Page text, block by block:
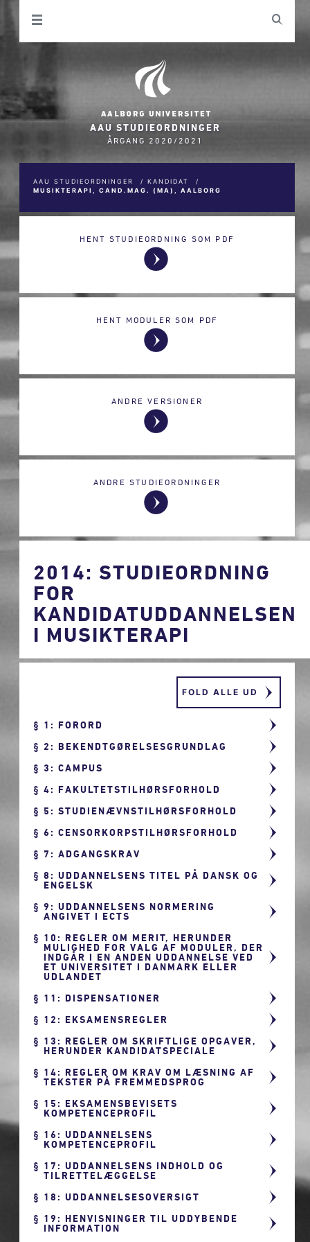
AAU STUDIEORDNINGER
ÅRGANG 2020/2021
AAU STUDIEORDNINGER / KANDIDAT
/
MUSIKTERAPI, CAND.MAG. (MA), AALBORG
HENT STUDIEORDNING SOM PDF
HENT MODULER SOM PDF
ANDRE VERSIONER
ANDRE STUDIEORDNINGER
2014: STUDIEORDNING
FOR
KANDIDATUDDANNELSEN
I MUSIKTERAPI
FOLD ALLE UD
1: FORORD
2: BEKENDTGØRELSESGRUNDLAG
3: CAMPUS
4: FAKULTETSTILHØRSFORHOLD
5: STUDIENÆVNSTILHØRSFORHOLD
6: CENSORKORPSTILHØRSFORHOLD
7: ADGANGSKRAV
8: UDDANNELSENS TITEL PÅ DANSK OG
ENGELSK
9: UDDANNELSENS NORMERING
ANGIVET I ECTS
10: REGLER OM MERIT, HERUNDER
MULIGHED FOR VALG AF MODULER, DER
INDGÅR I EN ANDEN UDDANNELSE VED
ET UNIVERSITET I DANMARK ELLER
UDLANDET
11: DISPENSATIONER
12: EKSAMENSREGLER
13: REGLER OM SKRIFTLIGE OPGAVER,
HERUNDER KANDIDATSPECIALE
14: REGLER OM KRAV OM LÆSNING AF
TEKSTER PÅ FREMMEDSPROG
15: EKSAMENSBEVISETS
KOMPETENCEPROFIL
16: UDDANNELSENS
KOMPETENCEPROFIL
17: UDDANNELSENS INDHOLD OG
TILRETTELÆGGELSE
18: UDDANNELSESOVERSIGT
19: HENVISNINGER TIL UDDYBENDE
INFORMATION